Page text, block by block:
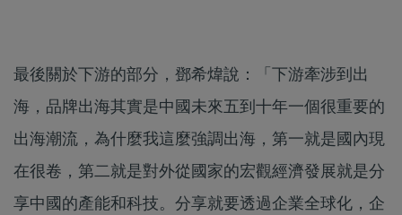
最後關於下游的部分，鄧希煒說：「下游牽涉到出
海，品牌出海其實是中國未來五到十年一個很重要的
出海潮流，為什麼我這麼強調出海，第一就是國內現
在很卷，第二就是對外從國家的宏觀經濟發展就是分
享中國的產能和科技。分享就要透過企業全球化，企